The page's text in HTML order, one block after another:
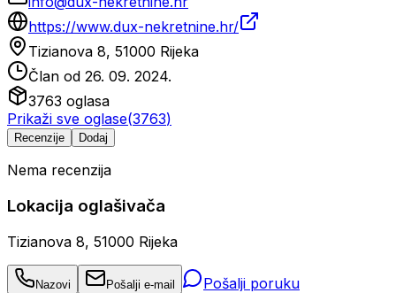
https://www.dux-nekretnine.hr/
Tizianova 8, 51000 Rijeka
Član od 26. 09. 2024.
3763 oglasa
Prikaži sve oglase(3763)
Recenzije Dodaj
Nema recenzija
Lokacija oglašivača
Tizianova 8, 51000 Rijeka
Nazovi Pošalji e-mail Pošalji poruku